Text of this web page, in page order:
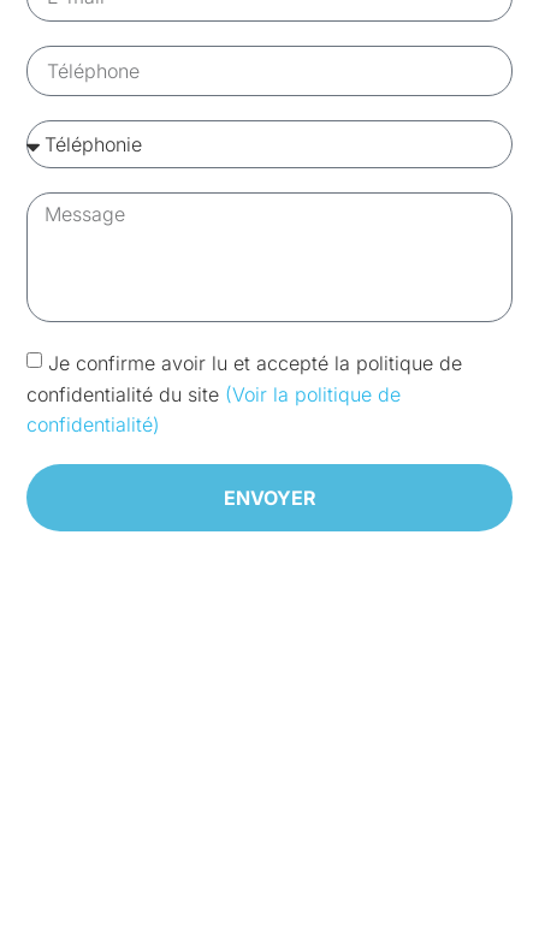
Je confirme avoir lu et accepté la politique de
confidentialité du site (Voir la politique de
confidentialité)
ENVOYER